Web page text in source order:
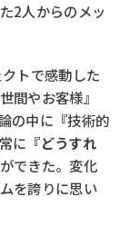
2人からのメッ
クトで感動した
間やお客様』
の中に『技術的
に 『どうすれ
できた。変化
を誇りに思い